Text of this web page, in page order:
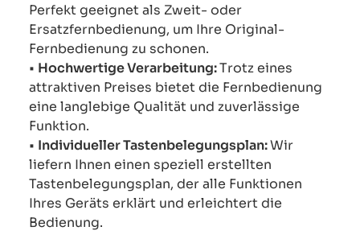
Perfekt geeignet als Zweit- oder
Ersatzfernbedienung, um Ihre Original-
Fernbedienung zu schonen.
• Hochwertige Verarbeitung:Trotz eines
attraktiven Preises bietet die Fernbedienung
eine langlebige Qualität und zuverlässige
Funktion.
• Individueller Tastenbelegungsplan:Wir
liefern Ihnen einen speziell erstellten
Tastenbelegungsplan, der alle Funktionen
Ihres Geräts erklärt und erleichtert die
Bedienung.